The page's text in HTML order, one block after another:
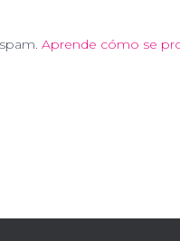
Aprende cómo se